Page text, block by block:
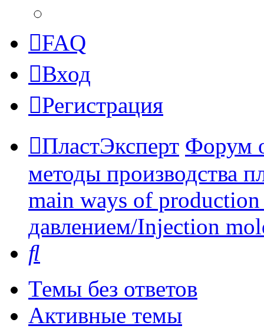
FAQ
Вход
Регистрация
ПластЭксперт Форум
методы производства
main ways of
давлением/Injection
Темы без ответов
Активные темы